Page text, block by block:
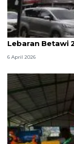
DKI kemarin,
Lebaran Betawi
6 April 2026